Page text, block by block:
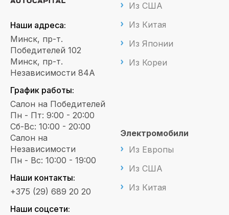
Наши адреса:
Минск, пр-т.
Победителей 102
Минск, пр-т.
Независимости 84А
График работы:
Салон на Победителей
Пн - Пт: 9:00 - 20:00
Сб-Вс: 10:00 - 20:00
Салон на
Независимости
Пн - Вс: 10:00 - 19:00
Наши контакты:
+375 (29) 689 20 20
Наши соцсети:
Из США
Из Китая
Из Японии
Из Кореи
Электромобили
Из Европы
Из США
Из Китая